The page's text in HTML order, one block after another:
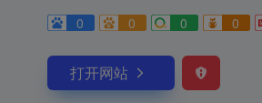
0
0 0 0
打开网站